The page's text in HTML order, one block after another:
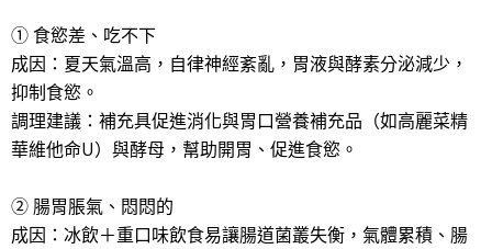
① 食慾差、吃不下
成因：夏天氣溫高，自律神經紊亂，胃液與酵素分泌減少，
抑制食慾。
調理建議：補充具促進消化與胃口營養補充品（如高麗菜精
華維他命U）與酵母，幫助開胃、促進食慾。
② 腸胃脹氣、悶悶的
成因：冰飲＋重口味飲食易讓腸道菌叢失衡，氣體累積、腸